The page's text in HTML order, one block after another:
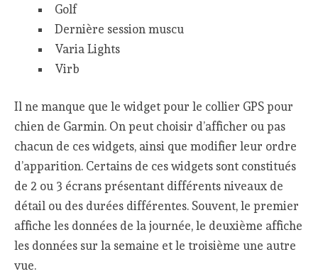
Golf
Dernière session muscu
Varia Lights
Virb
Il ne manque que le widget pour le collier GPS pour
chien de Garmin. On peut choisir d’afficher ou pas
chacun de ces widgets, ainsi que modifier leur ordre
d’apparition. Certains de ces widgets sont constitués
de 2 ou 3 écrans présentant différents niveaux de
détail ou des durées différentes. Souvent, le premier
affiche les données de la journée, le deuxième affiche
les données sur la semaine et le troisième une autre
vue.